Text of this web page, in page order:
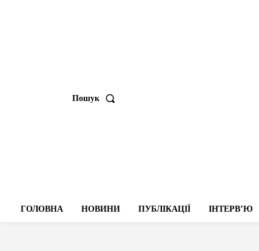
Пошук
ГОЛОВНА НОВИНИ ПУБЛІКАЦІЇ ІНТЕРВʼЮ